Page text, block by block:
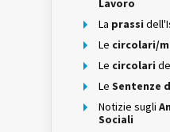
Lavoro
La prassi
Le circolari/
Le circolari
Le Sentenze
Notizie sugli
Sociali